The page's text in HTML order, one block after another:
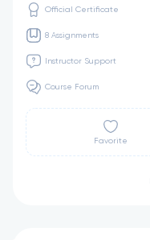
Official Certificate
8 Assignments
Instructor Support
Course Forum
Favorite